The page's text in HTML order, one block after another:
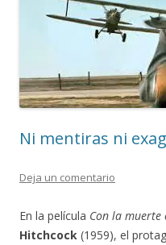
Ni mentiras ni
Deja un comentario
En la película Con la muerte
Hitchcock (1959), el